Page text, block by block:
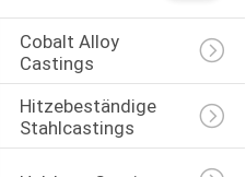
Cobalt Alloy
Castings
Hitzebeständige
Stahlcastings